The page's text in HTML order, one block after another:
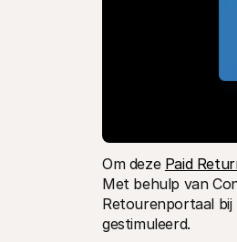
Om deze Paid
Met behulp van
Retourenportaal
gestimuleerd.